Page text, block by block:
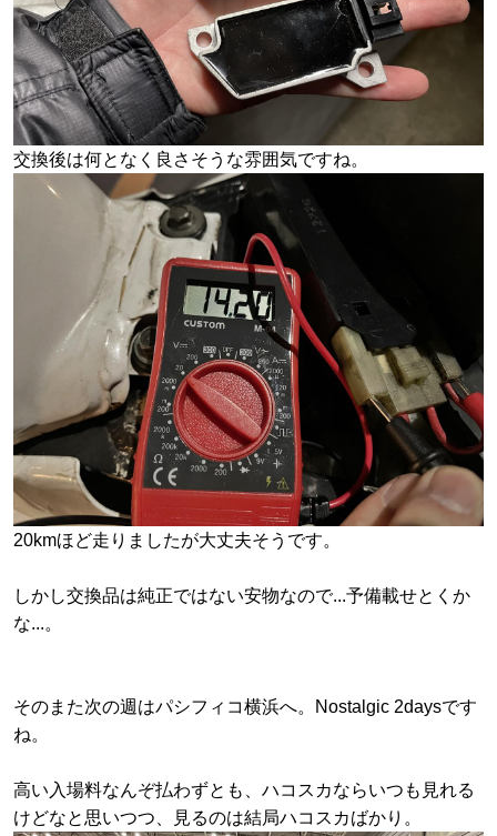
交換後は何となく良さそうな雰囲気ですね。
20kmほど走りましたが大丈夫そうです。
しかし交換品は純正ではない安物なので...予備載せとくか
な...。
そのまた次の週はパシフィコ横浜へ。Nostalgic 2daysです
ね。
高い入場料なんぞ払わずとも、ハコスカならいつも見れる
けどなと思いつつ、見るのは結局ハコスカばかり。